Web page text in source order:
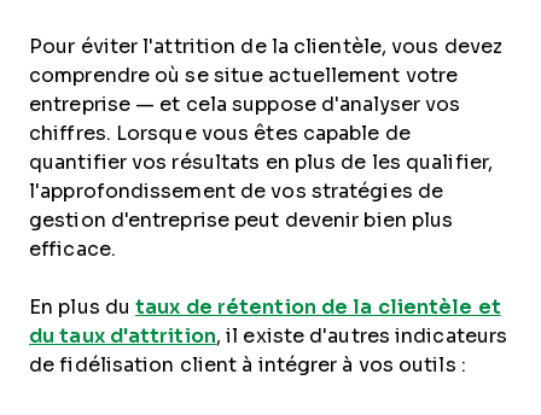
Pour éviter l'attrition de la clientèle, vous devez
comprendre où se situe actuellement votre
entreprise — et cela suppose d'analyser vos
chiffres. Lorsque vous êtes capable de
quantifier vos résultats en plus de les qualifier,
l'approfondissement de vos stratégies de
gestion d'entreprise peut devenir bien plus
efficace.
En plus dutaux de rétention de la clientèle et
du taux d'attrition, il existe d'autres indicateurs
de fidélisation client à intégrer à vos outils :